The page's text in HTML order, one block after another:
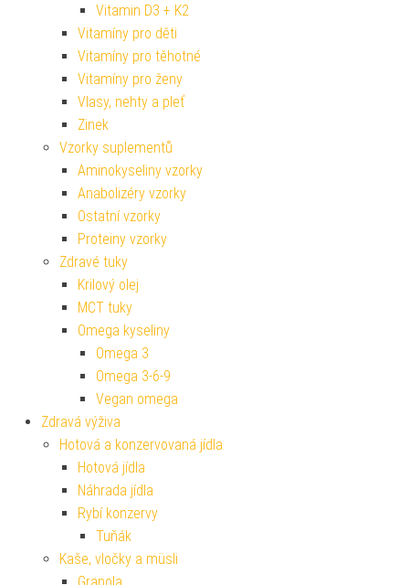
Vitamin D3 + K2
Vitamíny pro děti
Vitamíny pro těhotné
Vitamíny pro ženy
Vlasy, nehty a pleť
Zinek
Vzorky suplementů
Aminokyseliny vzorky
Anabolizéry vzorky
Ostatní vzorky
Proteiny vzorky
Zdravé tuky
Krilový olej
MCT tuky
Omega kyseliny
Omega 3
Omega 3-6-9
Vegan omega
Zdravá výživa
Hotová a konzervovaná jídla
Hotová jídla
Náhrada jídla
Rybí konzervy
Tuňák
Kaše, vločky a müsli